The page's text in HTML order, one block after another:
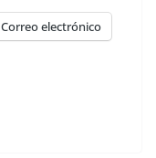
Correo electrónico